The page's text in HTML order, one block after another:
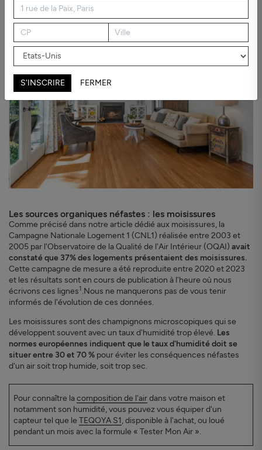
Les sources organiques néfastes : les moisissures
Comme précisé dans notre article dédié aux moisissures, la
Campagne Nationale Logement 1 (CNL1) réalisée entre 2003 et
2005 par l'Observatoire de la Qualité de l'Air Intérieur (OQAI) avait
constaté que 37% des logements présentaient des moisissures.
Cette campagne de mesure a été reproduite entre 2020 et 2023
et les résultats sont en cours de publication à l'heure où nous
écrivons ces lignes1.Nous ne manquerons pas de vous tenir
informés de l'évolution de ces données.
Les moisissures sont des champignons microscopiques qui se
développent souvent avec un taux d'humidité trop élevé. Les
normes européennes indiquent que le taux d'humidité doit se
situer entre 30 et 70 % pour éviter les conséquences néfastes
d'un air soit trop humide, soit trop sec.
Pour connaître lacomposition de l'airdans votre maison et
notamment son humidité, vous pouvez vous équiper d'un
capteur tel que le TEQOYA S1, disponible à l'achat, ou loué
pendant un mois avec la formule « Tester Mon Air ».
S'INSCRIRE FERMER